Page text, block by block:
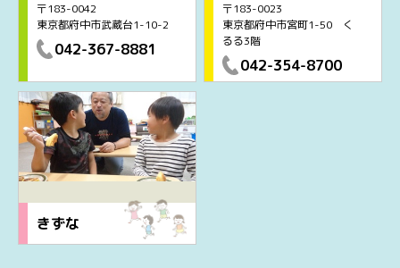
〒183-0042
東京都府中市武蔵台1-10-2
042-367-8881
〒183-0023
東京都府中市宮町1-50 く
るる3階
042-354-8700
きずな